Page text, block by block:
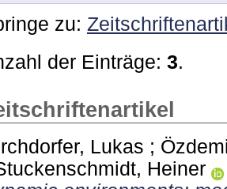
zu:
der Einträge: 3.
Lukas ;
Heiner